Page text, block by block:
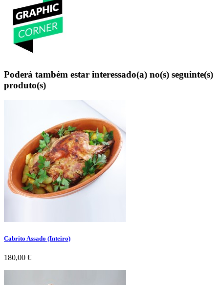
Poderá também estar interessado(a) no(s) seguinte(s)
produto(s)
Cabrito Assado (Inteiro)
Preço
180,00 €